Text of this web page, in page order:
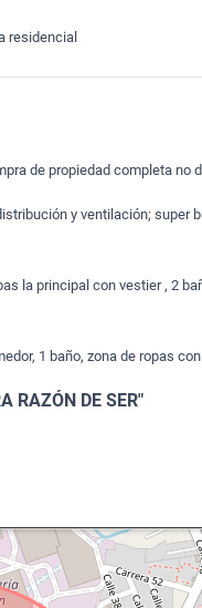
residencial
de propiedad completa no
y ventilación; super
la principal con vestier , 2
1 baño, zona de ropas
RAZÓN DE SER"